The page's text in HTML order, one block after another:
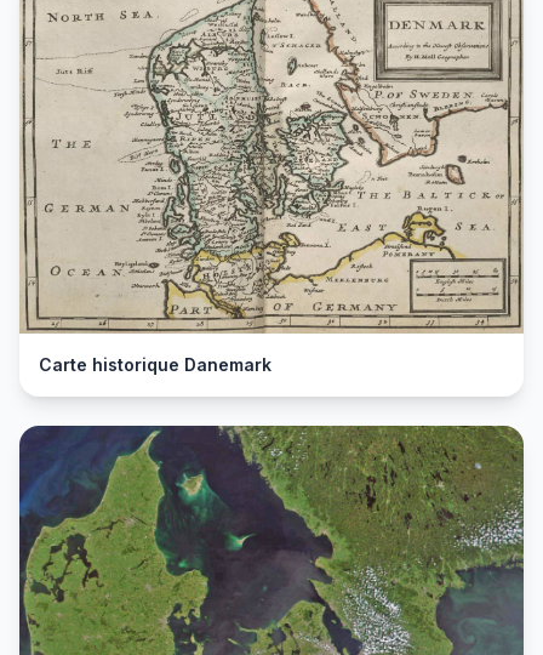
Carte historique Danemark